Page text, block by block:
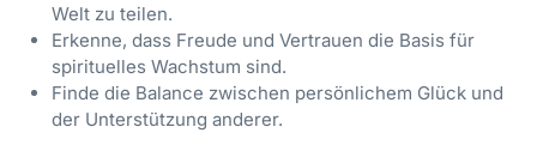
Welt zu teilen.
Erkenne, dass Freude und Vertrauen die Basis für
spirituelles Wachstum sind.
Finde die Balance zwischen persönlichem Glück und
der Unterstützung anderer.